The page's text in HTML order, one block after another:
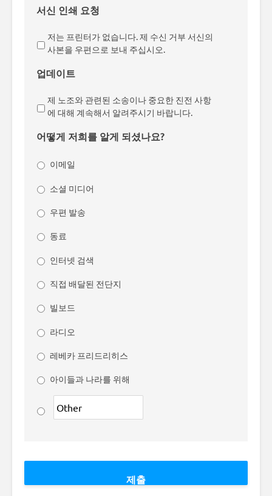
서신 인쇄 요청
저는 프린터가 없습니다. 제 수신 거부 서신의
사본을 우편으로 보내 주십시오.
업데이트
제 노조와 관련된 소송이나 중요한 진전 사항
에 대해 계속해서 알려주시기 바랍니다.
어떻게 저희를 알게 되셨나요?
이메일
소셜 미디어
우편 발송
동료
인터넷 검색
직접 배달된 전단지
빌보드
라디오
레베카 프리드리히스
아이들과 나라를 위해